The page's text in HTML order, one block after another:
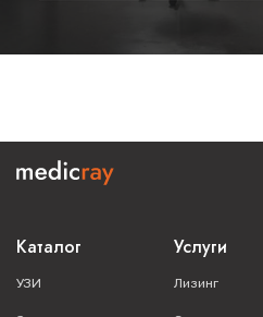
Каталог
УЗИ
Услуги
Лизинг